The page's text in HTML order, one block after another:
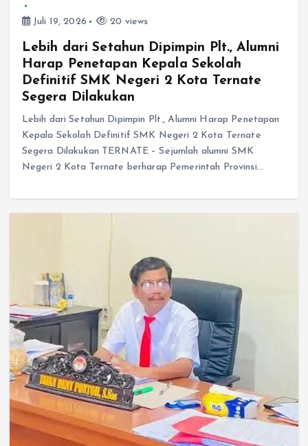
Juli 19, 2026 20 views
Lebih dari Setahun Dipimpin Plt., Alumni
Harap Penetapan Kepala Sekolah
Definitif SMK Negeri 2 Kota Ternate
Segera Dilakukan
Lebih dari Setahun Dipimpin Plt., Alumni Harap Penetapan
Kepala Sekolah Definitif SMK Negeri 2 Kota Ternate
Segera Dilakukan TERNATE – Sejumlah alumni SMK
Negeri 2 Kota Ternate berharap Pemerintah Provinsi…